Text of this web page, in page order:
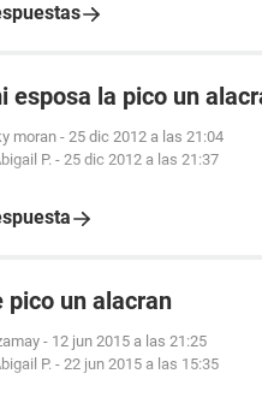
esposa la pico un
moran- 25 dic 2012 a las 21:04
P. - 25 dic 2012 a las 21:37
pico un alacran
- 12 jun 2015 a las 21:25
P. - 22 jun 2015 a las 15:35